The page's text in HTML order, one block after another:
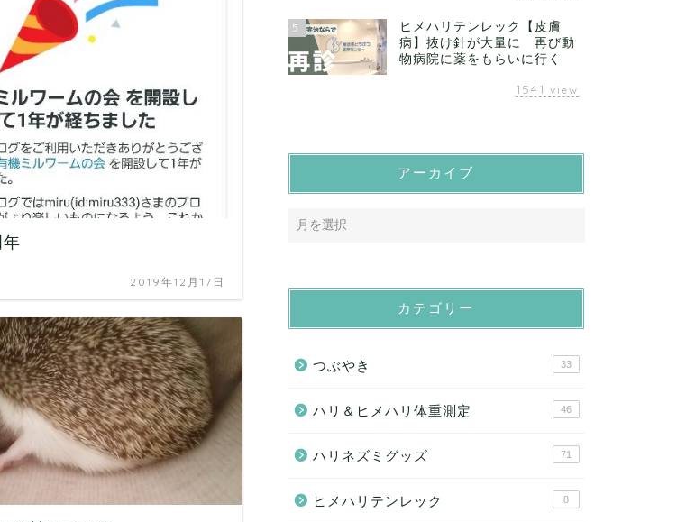
2019年12月17日
5
ヒメハリテンレック【皮膚
病】抜け針が大量に 再び動
物病院に薬をもらいに行く
1541 view
アーカイブ
カテゴリー
つぶやき 33
ハリ＆ヒメハリ体重測定 46
ハリネズミグッズ 71
ヒメハリテンレック 8